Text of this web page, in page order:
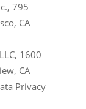
795
CA
1600
CA
Privacy